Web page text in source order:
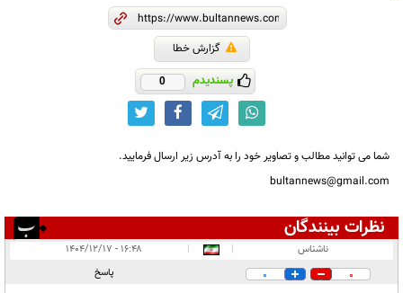
گزارش خطا
پسندیدم 0
شما می توانید مطالب و تصاویر خود را به آدرس زیر ارسال فرمایید.
bultannews@gmail.com
نظرات بینندگان
در انتظار بررسی:
ناشناس |
|
۱۶:۴۸ - ۱۴۰۴/۱۲/۱۷
0
0 پاسخ